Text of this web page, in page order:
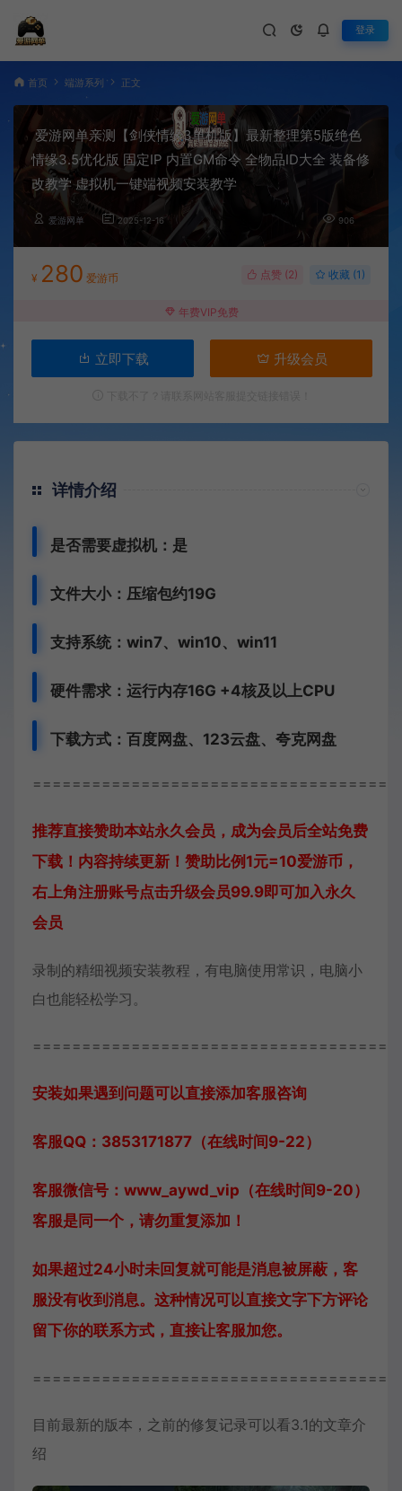
登录
首页 端游系列 正文
爱游网单亲测【剑侠情缘3单机版】最新整理第5版绝色
情缘3.5优化版 固定IP 内置GM命令 全物品ID大全 装备修
改教学 虚拟机一键端视频安装教学
爱游网单 2025-12-16 906
¥ 280 爱游币 点赞 (2) 收藏 (1)
年费VIP免费
立即下载 升级会员
详情介绍
是否需要虚拟机：是
文件大小：压缩包约19G
支持系统：win7、win10、win11
硬件需求：运行内存16G +4核及以上CPU
下载方式： 百度网盘、 123云盘、夸克网盘
推荐直接赞助本站永久会员，成为会员后全站免费
下载！内容持续更新！赞助比例1元=10爱游币，
右上角注册账号点击升级会员99.9即可加入永久
会员
录制的精细视频安装教程，有电脑使用常识，电脑小
白也能轻松学习。
安装如果遇到问题可以直接添加客服咨询
客服QQ：3853171877（在线时间9-22）
客服微信号：www_aywd_vip（在线时间9-20）
客服是同一个，请勿重复添加！
如果超过24小时未回复就可能是消息被屏蔽，客
服没有收到消息。这种情况可以直接文字下方评论
留下你的联系方式，直接让客服加您。
目前最新的版本，之前的修复记录可以看3.1的文章介
绍